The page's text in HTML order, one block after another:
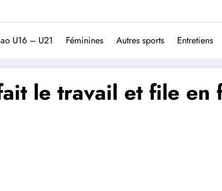
Trivela
L'actualité du football portugais
U16 – U21 Féminines Autres sports Entretiens
le travail et file en